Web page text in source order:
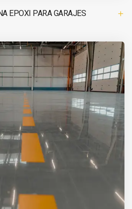
EPOXI PARA GARAJES